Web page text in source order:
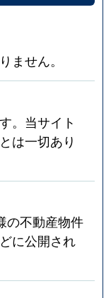
ません。
。当サイト
は一切あり
の不動産物件
に公開され